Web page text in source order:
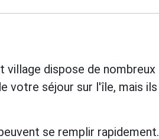
village dispose de nombreux
votre séjour sur l'île, mais ils
se remplir rapidement.